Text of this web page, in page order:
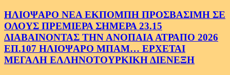
ΗΛΙΟΨΑΡΟ ΝΕΑ ΕΚΠΟΜΠΗ ΠΡΟΣΒΑΣΙΜΗ ΣΕ
ΟΛΟΥΣ ΠΡΕΜΙΕΡΑ ΣΗΜΕΡΑ 23.15
ΔΙΑΒΑΙΝΟΝΤΑΣ ΤΗΝ ΑΝΟΠΑΙΑ ΑΤΡΑΠΟ 2026
ΕΠ.107 ΗΛΙΟΨΑΡΟ ΜΠΑΜ… ΕΡΧΕΤΑΙ
ΜΕΓΑΛΗ ΕΛΛΗΝΟΤΟΥΡΚΙΚΗ ΔΙΕΝΕΞΗ